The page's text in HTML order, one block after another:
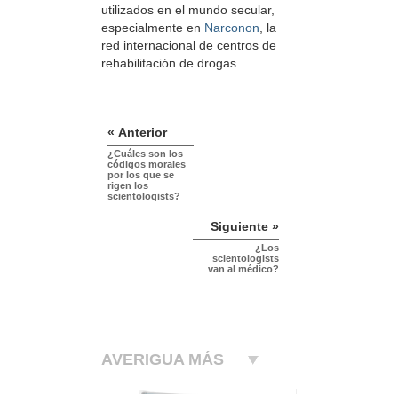
utilizados en el mundo secular,
especialmente en Narconon , la
red internacional de centros de
rehabilitación de drogas.
« Anterior
¿Cuáles son los
códigos morales
por los que se
rigen los
scientologists?
Siguiente »
¿Los
scientologists
van al médico?
AVERIGUA MÁS